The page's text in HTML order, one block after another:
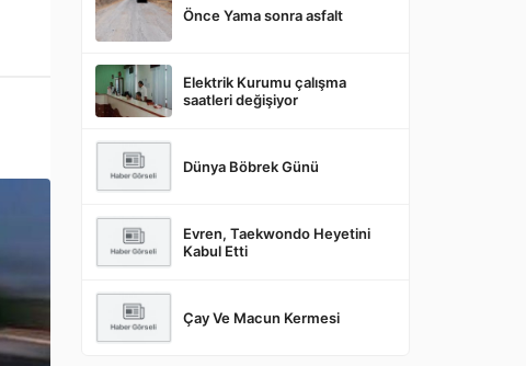
Önce Yama sonra asfalt
Elektrik Kurumu çalışma
saatleri değişiyor
Dünya Böbrek Günü
Evren, Taekwondo Heyetini
Kabul Etti
Çay Ve Macun Kermesi